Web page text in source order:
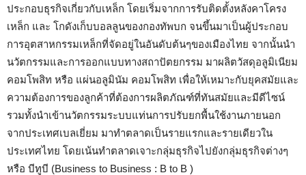
ประกอบธุรกิจเกี่ยวกับเหล็ก โดยเริ่มจากการรับติดตั้งหลังคาโครง
เหล็ก และ โกดังเก็บบอลลูนของกองทัพบก จนขึ้นมาเป็นผู้ประกอบ
การอุตสาหกรรมเหล็กที่จัดอยู่ในอันดับต้นๆของเมืองไทย จากนั้นนำ
นวัตกรรมและการออกแบบทางสถาปัตยกรรม มาผลิตวัสดุอลูมิเนียม
คอมโพสิท หรือ แผ่นอลูมินัม คอมโพสิท เพื่อให้เหมาะกับยุคสมัยและ
ความต้องการของลูกค้าที่ต้องการผลิตภัณฑ์ที่ทันสมัยและมีดีไซน์
รวมทั้งนำเข้านวัตกรรมระบบแท่นการปรับยกพื้นใช้งานภายนอก
จากประเทศเบลเยี่ยม มาทำตลาดเป็นรายแรกและรายเดียวใน
ประเทศไทย โดยเน้นทำตลาดเจาะกลุ่มธุรกิจไปยังกลุ่มธุรกิจต่างๆ
หรือ บีทูบี (Business to Business : B to B )